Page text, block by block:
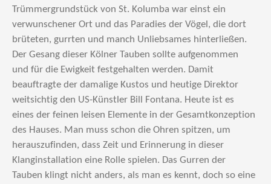
Trümmergrundstück von St. Kolumba war einst ein
verwunschener Ort und das Paradies der Vögel, die dort
brüteten, gurrten und manch Unliebsames hinterließen.
Der Gesang dieser Kölner Tauben sollte aufgenommen
und für die Ewigkeit festgehalten werden. Damit
beauftragte der damalige Kustos und heutige Direktor
weitsichtig den US-Künstler Bill Fontana. Heute ist es
eines der feinen leisen Elemente in der Gesamtkonzeption
des Hauses. Man muss schon die Ohren spitzen, um
herauszufinden, dass Zeit und Erinnerung in dieser
Klanginstallation eine Rolle spielen. Das Gurren der
Tauben klingt nicht anders, als man es kennt, doch so eine